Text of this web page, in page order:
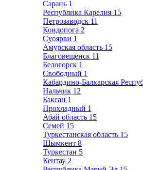
Сарань 1
Республика Карелия 15
Петрозаводск 11
Кондопога 2
Суоярви 1
Амурская область 15
Благовещенск 11
Белогорск 1
Свободный 1
Кабардино-Балкарская
Нальчик 12
Баксан 1
Прохладный 1
Абай область 15
Семей 15
Туркестанская область 15
Шымкент 8
Туркестан 5
Кентау 2